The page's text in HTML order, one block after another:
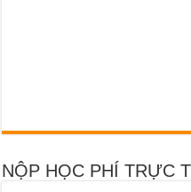
NỘP HỌC PHÍ TRỰC